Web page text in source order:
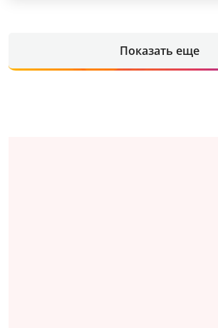
Показать еще